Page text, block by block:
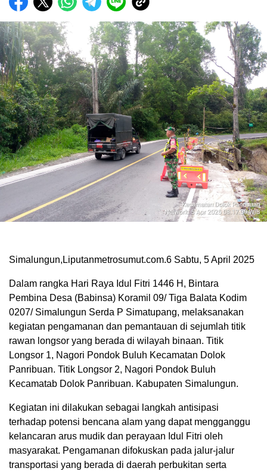
Simalungun,Liputanmetrosumut.com.6 Sabtu, 5 April 2025
Dalam rangka Hari Raya Idul Fitri 1446 H, Bintara
Pembina Desa (Babinsa) Koramil 09/ Tiga Balata Kodim
0207/ Simalungun Serda P Simatupang, melaksanakan
kegiatan pengamanan dan pemantauan di sejumlah titik
rawan longsor yang berada di wilayah binaan. Titik
Longsor 1, Nagori Pondok Buluh Kecamatan Dolok
Panribuan. Titik Longsor 2, Nagori Pondok Buluh
Kecamatab Dolok Panribuan. Kabupaten Simalungun.
Kegiatan ini dilakukan sebagai langkah antisipasi
terhadap potensi bencana alam yang dapat mengganggu
kelancaran arus mudik dan perayaan Idul Fitri oleh
masyarakat. Pengamanan difokuskan pada jalur-jalur
transportasi yang berada di daerah perbukitan serta